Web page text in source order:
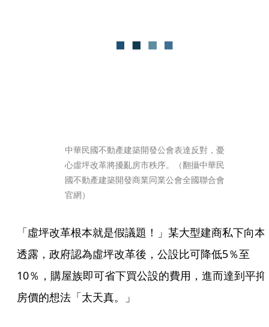
中華民國不動產建築開發公會表達反對，憂
心虛坪改革將擾亂房市秩序。（翻攝中華民
國不動產建築開發商業同業公會全國聯合會
官網）
「虛坪改革根本就是假議題！」某大型建商私下向本
透露，政府認為虛坪改革後，公設比可降低5％至
10％，購屋族即可省下買公設的費用，進而達到平抑
房價的想法「太天真。」